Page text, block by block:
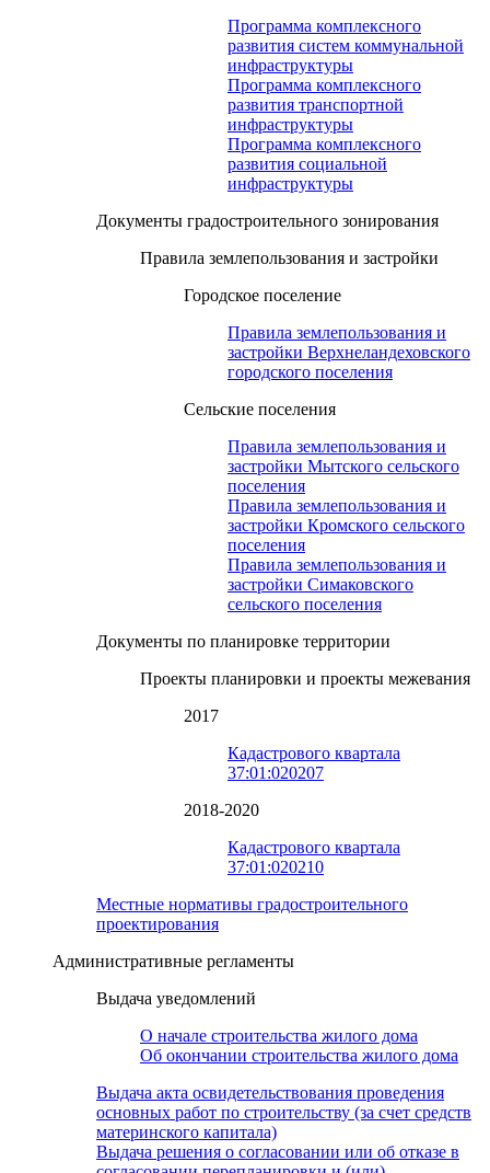
Программа комплексного
развития систем коммунальной
инфраструктуры
Программа комплексного
развития транспортной
инфраструктуры
Программа комплексного
развития социальной
инфраструктуры
Документы градостроительного зонирования
Правила землепользования и застройки
Городское поселение
Правила землепользования и
застройки Верхнеландеховского
городского поселения
Сельские поселения
Правила землепользования и
застройки Мытского сельского
поселения
Правила землепользования и
застройки Кромского сельского
поселения
Правила землепользования и
застройки Симаковского
сельского поселения
Документы по планировке территории
Проекты планировки и проекты межевания
2017
Кадастрового квартала
37:01:020207
2018-2020
Кадастрового квартала
37:01:020210
Местные нормативы градостроительного
проектирования
Административные регламенты
Выдача уведомлений
О начале строительства жилого дома
Об окончании строительства жилого дома
Выдача акта освидетельствования проведения
основных работ по строительству (за счет средств
материнского капитала)
Выдача решения о согласовании или об отказе в